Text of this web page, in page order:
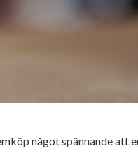
något spännande att